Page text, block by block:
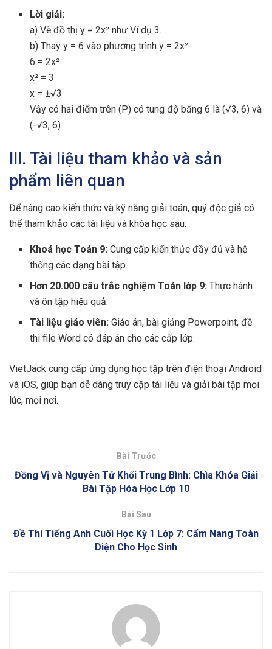
Lời giải:
a) Vẽ đồ thị y = 2x² như Ví dụ 3.
b) Thay y = 6 vào phương trình y = 2x²:
6 = 2x²
x² = 3
x = ±√3
Vậy có hai điểm trên (P) có tung độ bằng 6 là (√3, 6) và
(-√3, 6).
III. Tài liệu tham khảo và sản
phẩm liên quan
Để nâng cao kiến thức và kỹ năng giải toán, quý độc giả có
thể tham khảo các tài liệu và khóa học sau:
Khoá học Toán 9: Cung cấp kiến thức đầy đủ và hệ
thống các dạng bài tập.
Hơn 20.000 câu trắc nghiệm Toán lớp 9: Thực hành
và ôn tập hiệu quả.
Tài liệu giáo viên: Giáo án, bài giảng Powerpoint, đề
thi file Word có đáp án cho các cấp lớp.
VietJack cung cấp ứng dụng học tập trên điện thoại Android
và iOS, giúp bạn dễ dàng truy cập tài liệu và giải bài tập mọi
lúc, mọi nơi.
Bài Trước
Đồng Vị và Nguyên Tử Khối Trung Bình: Chìa Khóa Giải
Bài Tập Hóa Học Lớp 10
Bài Sau
Đề Thi Tiếng Anh Cuối Học Kỳ 1 Lớp 7: Cẩm Nang Toàn
Diện Cho Học Sinh